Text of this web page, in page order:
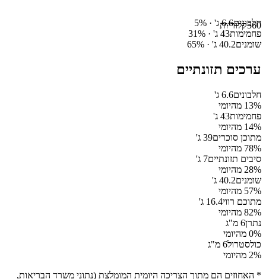
560קלוריותחלבונים6.6ג' · 5%
פחמימות43 ג' · 31%
שומנים40.2 ג' · 65%
ערכים תזונתיים
חלבונים6.6 ג'
13% מהיומי
פחמימות43 ג'
14% מהיומי
מתוכן סוכרים39 ג'
78% מהיומי
סיבים תזונתיים7 ג'
28% מהיומי
שומנים40.2 ג'
57% מהיומי
מתוכם רווי16.4 ג'
82% מהיומי
נתרן6 מ"ג
0% מהיומי
כולסטרול6 מ"ג
2% מהיומי
* האחוזים הם מתוך הצריכה היומית המומלצת (נתוני משרד הבריאות,